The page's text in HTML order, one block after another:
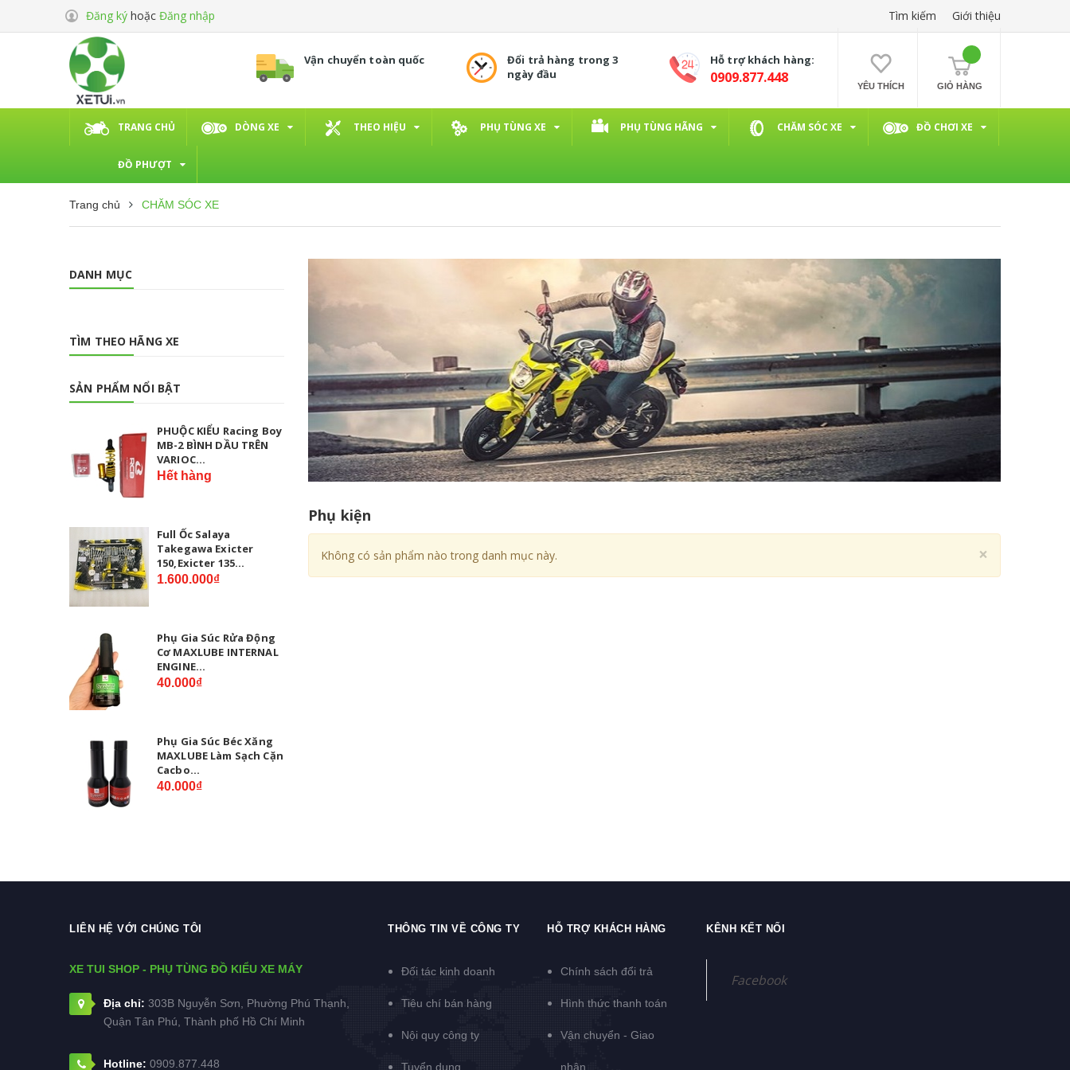
Đăng ký hoặc Đăng nhập Tìm kiếm Giới thiệu
Vận chuyển toàn quốc
Đổi trả hàng trong 3
ngày đầu
Hỗ trợ khách hàng:
0909.877.448 YÊU THÍCH GIỎ HÀNG
TRANG CHỦ DÒNG XE THEO HIỆU PHỤ TÙNG XE PHỤ TÙNG HÃNG CHĂM SÓC XE ĐỒ CHƠI XE
ĐỒ PHƯỢT
Trang chủ CHĂM SÓC XE
Phụ kiện
×
Không có sản phẩm nào trong danh mục này.
DANH MỤC
TÌM THEO HÃNG XE
SẢN PHẨM NỔI BẬT
PHUỘC KIỂU Racing Boy
MB-2 BÌNH DẦU TRÊN
VARIOC...
Hết hàng
Full Ốc Salaya
Takegawa Exicter
150,Exicter 135...
1.600.000₫
Phụ Gia Súc Rửa Động
Cơ MAXLUBE INTERNAL
ENGINE...
40.000₫
Phụ Gia Súc Béc Xăng
MAXLUBE Làm Sạch Cặn
Cacbo...
40.000₫
LIÊN HỆ VỚI CHÚNG TÔI
XE TUI SHOP - PHỤ TÙNG ĐỒ KIỂU XE MÁY
Địa chỉ: 303B Nguyễn Sơn, Phường Phú Thạnh,
Quận Tân Phú, Thành phố Hồ Chí Minh
Hotline: 0909.877.448
THÔNG TIN VỀ CÔNG TY
Đối tác kinh doanh
Tiêu chí bán hàng
Nội quy công ty
Tuyển dụng
HỖ TRỢ KHÁCH HÀNG
Chính sách đổi trả
Hình thức thanh toán
Vận chuyển - Giao
nhận
KÊNH KẾT NỐI
Facebook